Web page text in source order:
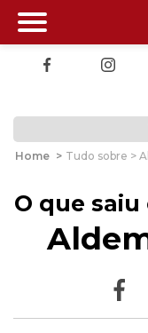
Home > Tudo sobre >
O que